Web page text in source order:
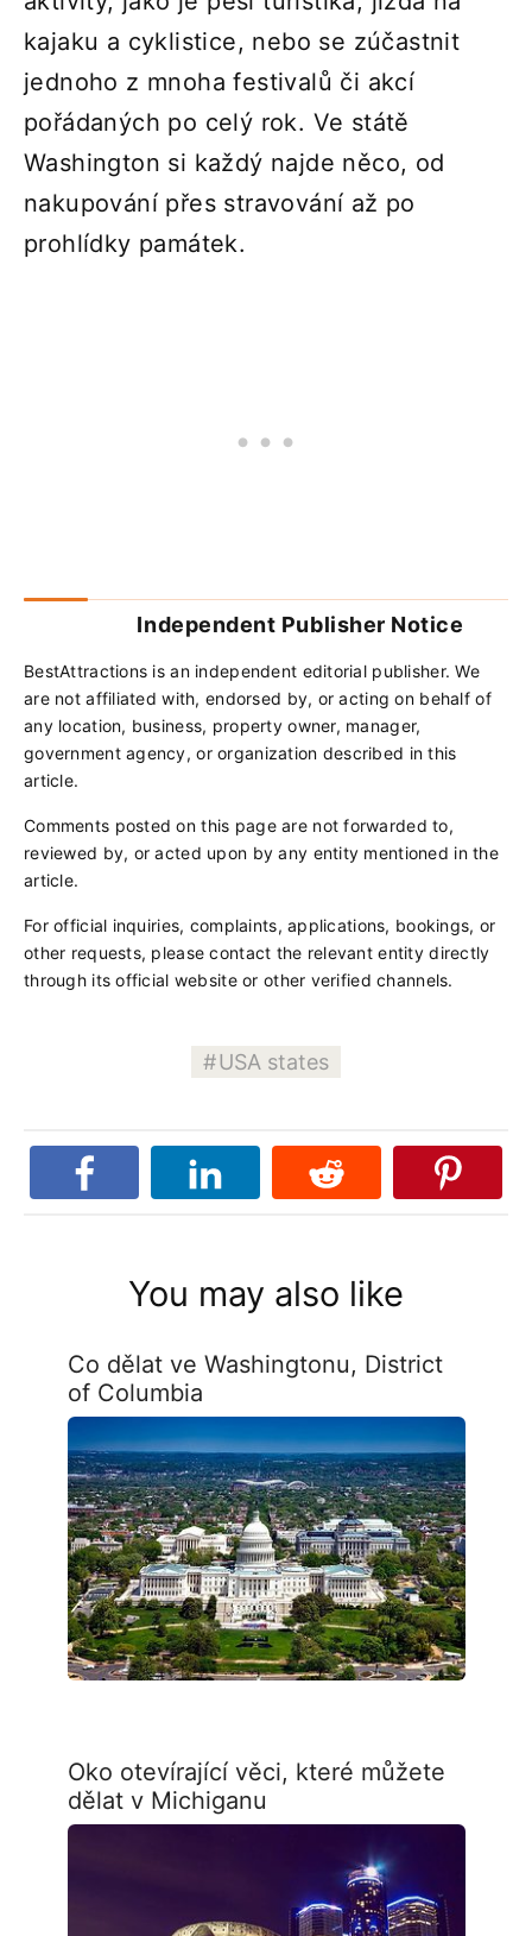
kajaku a cyklistice, nebo se zúčastnit
jednoho z mnoha festivalů či akcí
pořádaných po celý rok. Ve státě
Washington si každý najde něco, od
nakupování přes stravování až po
prohlídky památek.
Independent Publisher Notice
BestAttractions is an independent editorial publisher. We
are not affiliated with, endorsed by, or acting on behalf of
any location, business, property owner, manager,
government agency, or organization described in this
article.
Comments posted on this page are not forwarded to,
reviewed by, or acted upon by any entity mentioned in the
article.
For official inquiries, complaints, applications, bookings, or
other requests, please contact the relevant entity directly
through its official website or other verified channels.
USA states
You may also like
Co dělat ve Washingtonu, District
of Columbia
Oko otevírající věci, které můžete
dělat v Michiganu